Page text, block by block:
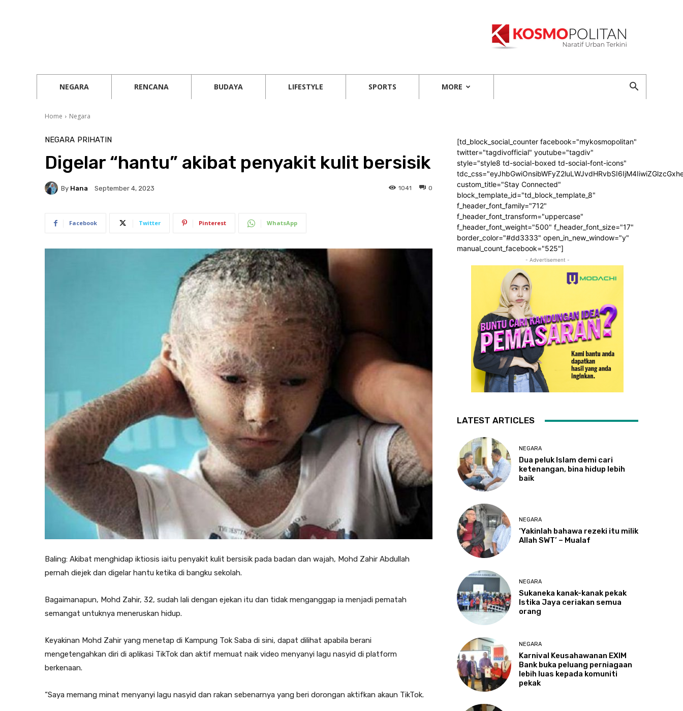
NEGARA RENCANA BUDAYA LIFESTYLE SPORTS MORE
Home Negara
NEGARA PRIHATIN
Digelar “hantu” akibat penyakit kulit bersisik
By Hana September 4, 2023 0
1041
Facebook Twitter Pinterest WhatsApp
Baling: Akibat menghidap iktiosis iaitu penyakit kulit bersisik pada badan dan wajah, Mohd Zahir Abdullah
pernah diejek dan digelar hantu ketika di bangku sekolah.
Bagaimanapun, Mohd Zahir, 32, sudah lali dengan ejekan itu dan tidak menganggap ia menjadi pematah
semangat untuknya meneruskan hidup.
Keyakinan Mohd Zahir yang menetap di Kampung Tok Saba di sini, dapat dilihat apabila berani
mengetengahkan diri di aplikasi TikTok dan aktif memuat naik video menyanyi lagu nasyid di platform
berkenaan.
“Saya memang minat menyanyi lagu nasyid dan rakan sebenarnya yang beri dorongan aktifkan akaun TikTok.
[td_block_social_counter facebook="mykosmopolitan"
twitter="tagdivofficial" youtube="tagdiv"
style="style8 td-social-boxed td-social-font-icons"
custom_title="Stay Connected"
block_template_id="td_block_template_8"
f_header_font_family="712"
f_header_font_transform="uppercase"
f_header_font_weight="500" f_header_font_size="17"
border_color="#dd3333" open_in_new_window="y"
manual_count_facebook="525"]
- Advertisement -
LATEST ARTICLES
NEGARA
Dua peluk Islam demi cari
ketenangan, bina hidup lebih
baik
NEGARA
‘Yakinlah bahawa rezeki itu milik
Allah SWT’ – Mualaf
NEGARA
Sukaneka kanak-kanak pekak
Istika Jaya ceriakan semua
orang
NEGARA
Karnival Keusahawanan EXIM
Bank buka peluang perniagaan
lebih luas kepada komuniti
pekak